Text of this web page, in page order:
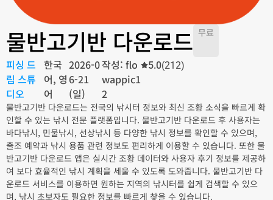
물반고기반 다운로드 무료
피싱 드
림 스튜
디오
한국
어, 영
어
2026-0
6-21
(일)
작성: flo
wappic1
2
5.0(212)
물반고기반 다운로드는 전국의 낚시터 정보와 최신 조황 소식을 빠르게 확
인할 수 있는 낚시 전문 플랫폼입니다. 물반고기반 다운로드 후 사용자는
바다낚시, 민물낚시, 선상낚시 등 다양한 낚시 정보를 확인할 수 있으며,
출조 예약과 낚시 용품 관련 정보도 편리하게 이용할 수 있습니다. 또한 물
반고기반 다운로드 앱은 실시간 조황 데이터와 사용자 후기 정보를 제공하
여 보다 효율적인 낚시 계획을 세울 수 있도록 도와줍니다. 물반고기반 다
운로드 서비스를 이용하면 원하는 지역의 낚시터를 쉽게 검색할 수 있으
며, 낚시 초보자도 필요한 정보를 빠르게 찾을 수 있습니다.